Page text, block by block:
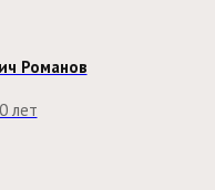
Романов
лет